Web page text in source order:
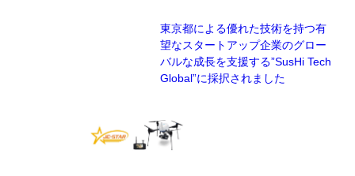
東京都による優れた技術を持つ有
望なスタートアップ企業のグロー
バルな成長を支援する”SusHi Tech
Global”に採択されました